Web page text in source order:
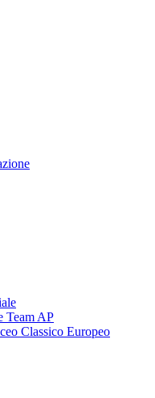
Team AP
Classico Europeo